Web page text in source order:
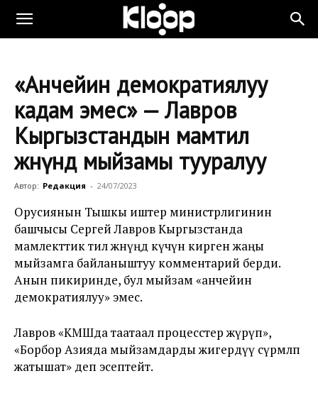
«Анчейин демократиялуу
кадам эмес» — Лавров
Кыргызстандын мамтил
жөнүндө мыйзамы тууралуу
Автор: Редакция - 24/07/2023
Орусиянын Тышкы иштер министрлигинин
башчысы Сергей Лавров Кыргызстанда
мамлекттик тил жөнүңдө күчүнө кирген жаңы
мыйзамга байланыштуу комментарий берди.
Анын пикиринде, бул мыйзам «анчейин
демократиялуу» эмес.
Лавров «КМШда таатаал процесстер жүрүп»,
«Борбор Азияда мыйзамдарды жигердүү сүрөмөлөп
жатышат» деп эсептейт.